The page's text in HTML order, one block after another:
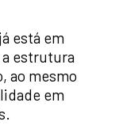
está em
estrutura
ao mesmo
em